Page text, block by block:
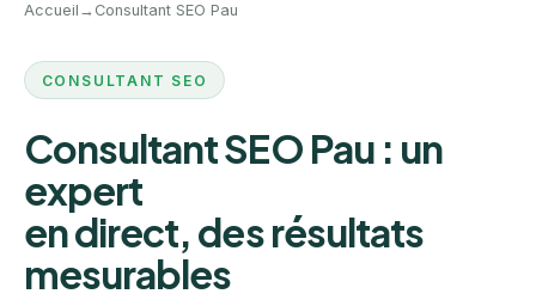
Accueil → Consultant SEO Pau
CONSULTANT SEO
Consultant SEO Pau : un
expert
en direct, des résultats
mesurables